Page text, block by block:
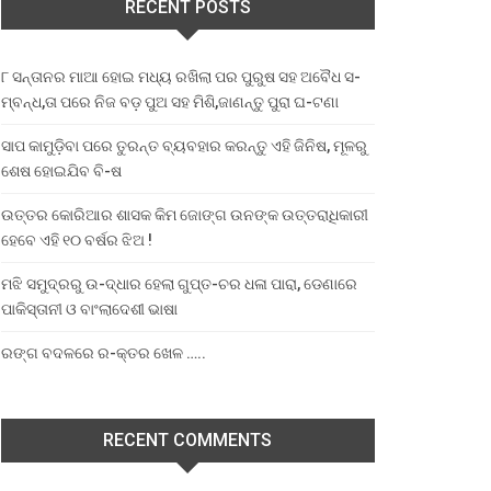
RECENT POSTS
୮ ସନ୍ତାନର ମାଆ ହୋଇ ମଧ୍ୟ ରଖିଲା ପର ପୁରୁଷ ସହ ଅବୈଧ ସ-
ମ୍ବନ୍ଧ,ତା ପରେ ନିଜ ବଡ଼ ପୁଅ ସହ ମିଶି,ଜାଣନ୍ତୁ ପୁରା ଘ-ଟଣା
ସାପ କାମୁଡ଼ିବା ପରେ ତୁରନ୍ତ ବ୍ୟବହାର କରନ୍ତୁ ଏହି ଜିନିଷ, ମୂଳରୁ
ଶେଷ ହୋଇଯିବ ବି-ଷ
ଉତ୍ତର କୋରିଆର ଶାସକ କିମ ଜୋଙ୍ଗ ଉନଙ୍କ ଉତ୍ତରାଧିକାରୀ
ହେବେ ଏହି ୧୦ ବର୍ଷର ଝିଅ !
ମଝି ସମୁଦ୍ରରୁ ଉ-ଦ୍ଧାର ହେଲା ଗୁପ୍ତ-ଚର ଧଳା ପାରା, ଡେଣାରେ
ପାକିସ୍ତାନୀ ଓ ବାଂଲାଦେଶୀ ଭାଷା
ରଙ୍ଗ ବଦଳରେ ର-କ୍ତର ଖେଳ …..
RECENT COMMENTS